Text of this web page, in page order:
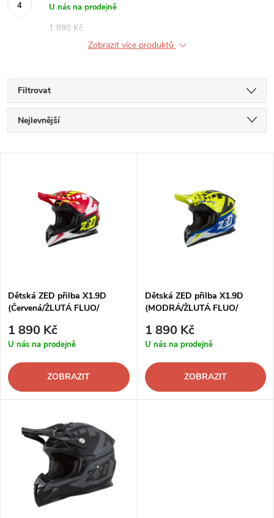
U nás na prodejně
1 890 Kč
Zobrazit více produktů
Filtrovat
Ř
a
p
r
o
d
Nejlevnější
Abecedně
s
p
r
o
Dětská ZED přilba X1.9D
(Červená/ŽLUTÁ FLUO/
1 890 Kč
U nás na prodejně
ZOBRAZIT
Dětská ZED přilba X1.9D
(MODRÁ/ŽLUTÁ FLUO/
1 890 Kč
U nás na prodejně
ZOBRAZIT